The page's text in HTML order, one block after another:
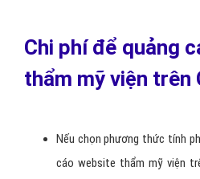
Chi phí để quảng
Nếu chọn phương thức tính